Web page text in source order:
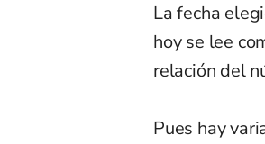
La fecha
hoy se lee
relación del
Pues hay